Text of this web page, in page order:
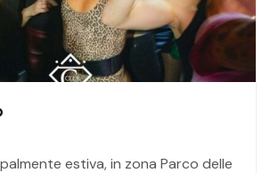
estiva, in zona Parco delle